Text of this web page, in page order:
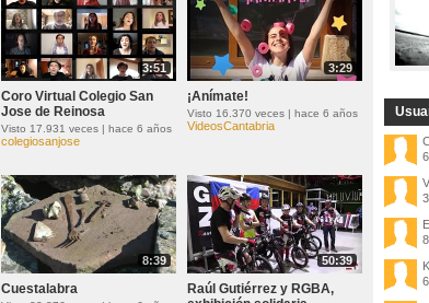
3:51
Coro Virtual Colegio San
Jose de Reinosa
Visto 17.931 veces | hace 6 años
colegiosanjose
3:29
¡Anímate!
Visto 16.370 veces | hace 6 años
VideosCantabria
8:39
Cuestalabra
50:39
Raúl Gutiérrez y RGBA,